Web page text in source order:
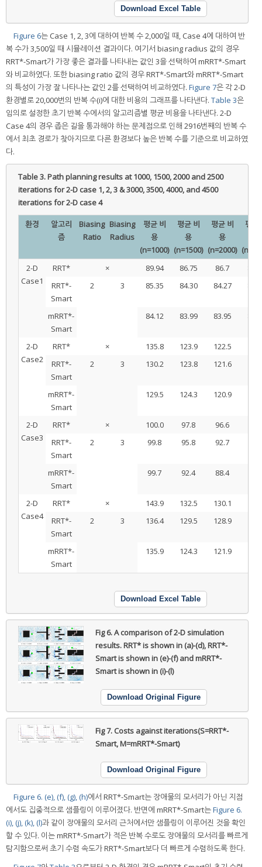
Download Excel Table
Figure 6는 Case 1, 2, 3에 대하여 반복 수 2,000일 때, Case 4에 대하여 반
복 수가 3,500일 때 시뮬레이션 결과이다. 여기서 biasing radius 값의 경우
RRT*-Smart가 가장 좋은 결과를 나타내는 값인 3을 선택하여 mRRT*-Smart
와 비교하였다. 또한 biasing ratio 값의 경우 RRT*-Smart와 mRRT*-Smart
의 특성이 가장 잘 나타나는 값인 2를 선택하여 비교하였다. Figure 7은 각 2-D
환경별로 20,000번의 반복 수(i)에 대한 비용의 그래프를 나타낸다. Table 3은
임의로 설정한 초기 반복 수에서의 알고리즘별 평균 비용을 나타낸다. 2-D
Case 4의 경우 좁은 길을 통과해야 하는 문제점으로 인해 2916번째의 반복 수
에서 최초 경로가 찾아지므로 다른 환경보다 높은 반복 수를 기준으로 비교하였
다.
Table 3.Path planning results at 1000, 1500, 2000 and 2500
iterations for 2-D case 1, 2, 3 & 3000, 3500, 4000, and 4500
iterations for 2-D case 4
환경
알고리
즘
Biasing
Ratio
Biasing
Radius
평균 비
용
(n=1000)
평균 비
용
(n=1500)
평균 비
용
(n=2000)
평균
2-D
Case1
RRT* × 89.94 86.75 86.7
RRT*-
Smart
2 3 85.35 84.30 84.27
mRRT*-
Smart
84.12 83.99 83.95
2-D
Case2
RRT* × 135.8 123.9 122.5
RRT*-
Smart
2 3 130.2 123.8 121.6
mRRT*-
Smart
129.5 124.3 120.9
2-D
Case3
RRT* × 100.0 97.8 96.6
RRT*-
Smart
2 3 99.8 95.8 92.7
mRRT*-
Smart
99.7 92.4 88.4
2-D
Case4
RRT* × 143.9 132.5 130.1
RRT*-
Smart
2 3 136.4 129.5 128.9
mRRT*-
Smart
135.9 124.3 121.9
Download Excel Table
Fig 6.A comparison of 2-D simulation
results. RRT* is shown in (a)-(d), RRT*-
Smart is shown in (e)-(f) and mRRT*-
Smart is shown in (i)-(l)
Download Original Figure
Fig 7. Costs against iterations(S=RRT*-
Smart, M=mRRT*-Smart)
Download Original Figure
Figure 6. (e), (f), (g), (h)에서 RRT*-Smart는 장애물의 모서리가 아닌 지점
에서도 집중적으로 샘플링이 이루어졌다. 반면에 mRRT*-Smart는Figure 6.
(i), (j), (k), (l)과 같이 장애물의 모서리 근처에서만 샘플링이 이루어진 것을 확인
할 수 있다. 이는 mRRT*-Smart가 적은 반복 수로도 장애물의 모서리를 빠르게
탐지함으로써 초기 수렴 속도가 RRT*-Smart보다 더 빠르게 수렴하도록 한다.